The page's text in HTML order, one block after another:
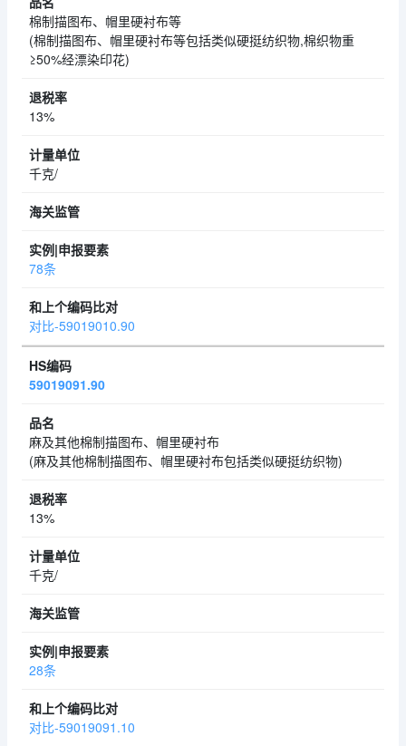
棉制描图布、帽里硬衬布等
(棉制描图布、帽里硬衬布等包括类似硬挺纺织物,棉织物重
≥50%经漂染印花)
13%
千克/
78条
对比-59019010.90
59019091.90
麻及其他棉制描图布、帽里硬衬布
(麻及其他棉制描图布、帽里硬衬布包括类似硬挺纺织物)
13%
千克/
28条
对比-59019091.10